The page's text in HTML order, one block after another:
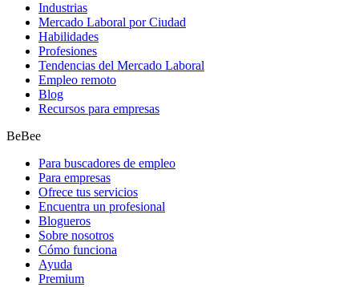
Industrias
Mercado Laboral por Ciudad
Habilidades
Profesiones
Tendencias del Mercado Laboral
Empleo remoto
Blog
Recursos para empresas
BeBee
Para buscadores de empleo
Para empresas
Ofrece tus servicios
Encuentra un profesional
Blogueros
Sobre nosotros
Cómo funciona
Ayuda
Premium